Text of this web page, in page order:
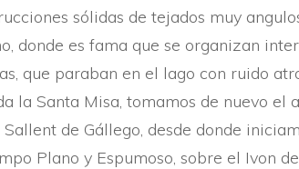
sólidas de tejados muy
donde es fama que se organizan
que paraban en el lago con ruido
la Santa Misa, tomamos de nuevo el
de Gállego, desde donde
Plano y Espumoso, sobre el Ivon